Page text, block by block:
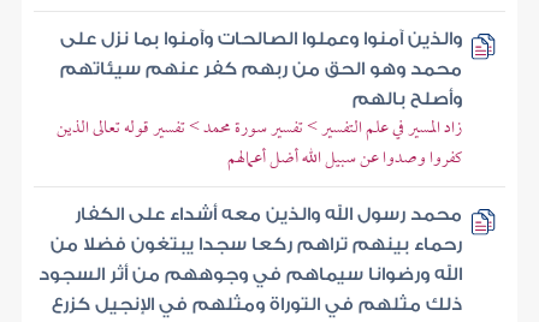
والذين آمنوا وعملوا الصالحات وآمنوا بما نزل على
محمد وهو الحق من ربهم كفر عنهم سيئاتهم
وأصلح بالهم
زاد المسير في علم التفسير > تفسير سورة محمد > تفسير قوله تعالى الذين
كفروا وصدوا عن سبيل الله أضل أعمالهم
محمد رسول الله والذين معه أشداء على الكفار
رحماء بينهم تراهم ركعا سجدا يبتغون فضلا من
الله ورضوانا سيماهم في وجوههم من أثر السجود
ذلك مثلهم في التوراة ومثلهم في الإنجيل كزرع